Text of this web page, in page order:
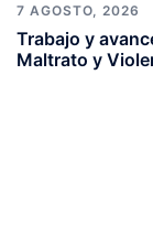
7 AGOSTO, 2026
Trabajo y
Maltrato y